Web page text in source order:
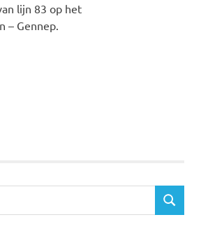
lijn 83 op het
– Gennep.
Z